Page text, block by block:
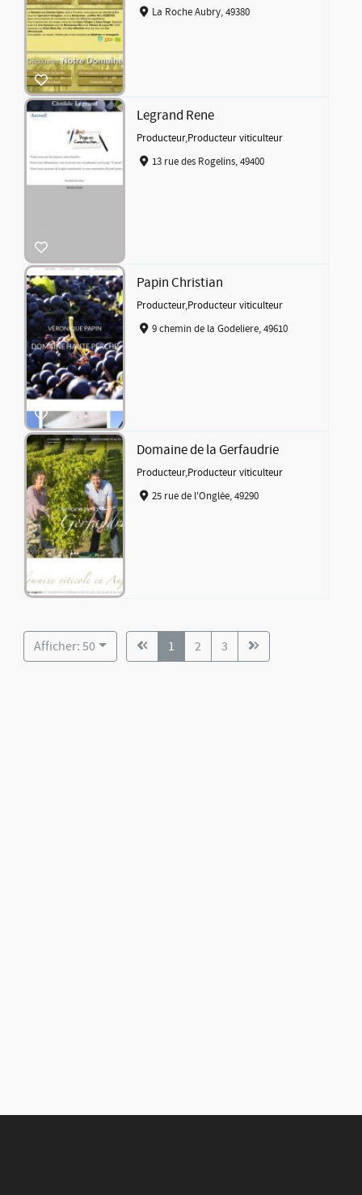
La Roche Aubry, 49380
Legrand Rene
Producteur,Producteur viticulteur
13 rue des Rogelins, 49400
Papin Christian
Producteur,Producteur viticulteur
9 chemin de la Godeliere, 49610
Domaine de la Gerfaudrie
Producteur,Producteur viticulteur
25 rue de l'Onglée, 49290
Afficher: 50 1 2 3